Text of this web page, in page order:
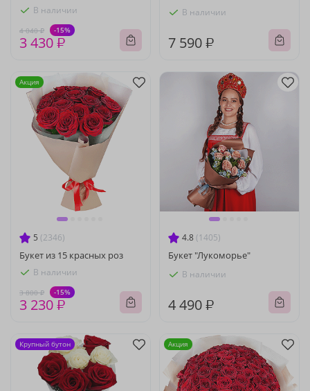
В наличии
4 040 ₽ -15%
3 430 ₽
В наличии
7 590 ₽
5 (2346)
Букет из 15 красных роз
В наличии
3 800 ₽ -15%
3 230 ₽
Акция
4.8 (1405)
Букет "Лукоморье"
В наличии
4 490 ₽
Крупный бутон Акция